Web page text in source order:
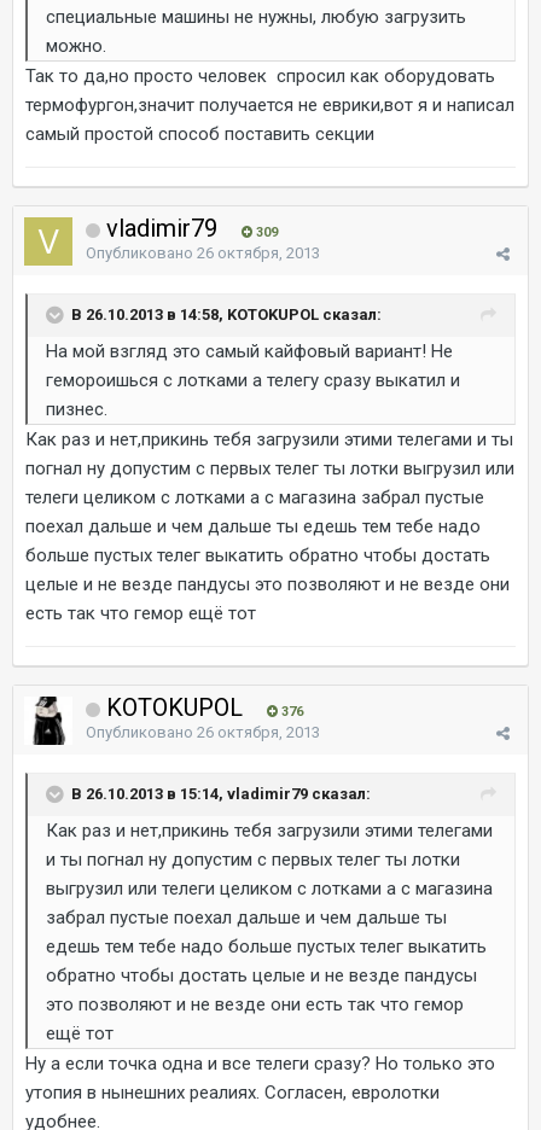
специальные машины не нужны, любую загрузить
можно.
Так то да,но просто человек спросил как оборудовать
термофургон,значит получается не еврики,вот я и написал
самый простой способ поставить секции
vladimir79 309
Опубликовано 26 октября, 2013
В 26.10.2013 в 14:58, KOTOKUPOL сказал:
На мой взгляд это самый кайфовый вариант! Не
гемороишься с лотками а телегу сразу выкатил и
пизнес.
Как раз и нет,прикинь тебя загрузили этими телегами и ты
погнал ну допустим с первых телег ты лотки выгрузил или
телеги целиком с лотками а с магазина забрал пустые
поехал дальше и чем дальше ты едешь тем тебе надо
больше пустых телег выкатить обратно чтобы достать
целые и не везде пандусы это позволяют и не везде они
есть так что гемор ещё тот
KOTOKUPOL 376
Опубликовано 26 октября, 2013
В 26.10.2013 в 15:14, vladimir79 сказал:
Как раз и нет,прикинь тебя загрузили этими телегами
и ты погнал ну допустим с первых телег ты лотки
выгрузил или телеги целиком с лотками а с магазина
забрал пустые поехал дальше и чем дальше ты
едешь тем тебе надо больше пустых телег выкатить
обратно чтобы достать целые и не везде пандусы
это позволяют и не везде они есть так что гемор
ещё тот
Ну а если точка одна и все телеги сразу? Но только это
утопия в нынешних реалиях. Согласен, евролотки
удобнее.